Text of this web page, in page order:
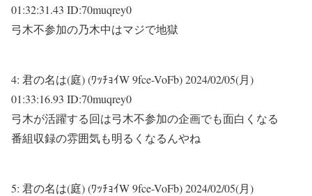
01:32:31.43 ID:70muqrey0
弓木不参加の乃木中はマジで地獄
4: 君の名は(庭) (ﾜｯﾁｮｲW 9fce-VoFb)2024/02/05(月)
01:33:16.93 ID:70muqrey0
弓木が活躍する回は弓木不参加の企画でも面白くなる
番組収録の雰囲気も明るくなるんやね
5: 君の名は(庭) (ﾜｯﾁｮｲW 9fce-VoFb)2024/02/05(月)